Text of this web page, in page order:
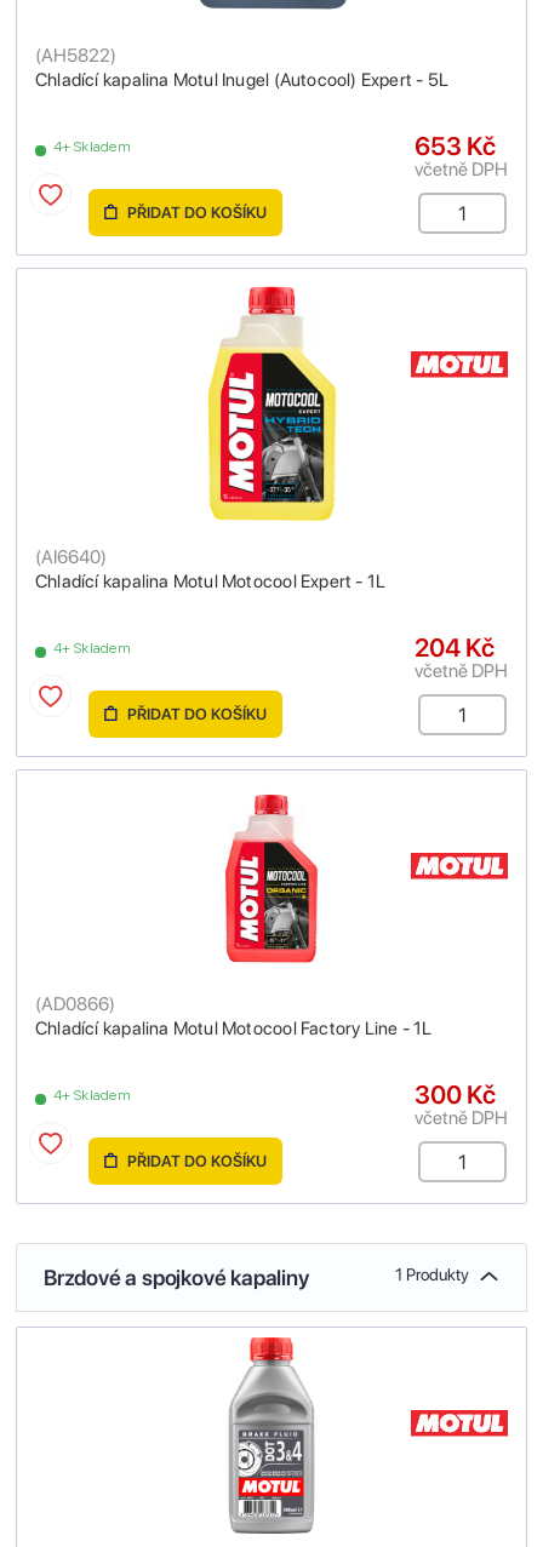
Chladící kapalina Motul Inugel (Autocool) Expert - 5L
(AH5822)
4+ Skladem 653 Kč
včetně DPH
PŘIDAT DO KOŠÍKU
Chladící kapalina Motul Motocool Expert - 1L
(AI6640)
4+ Skladem 204 Kč
včetně DPH
PŘIDAT DO KOŠÍKU
Chladící kapalina Motul Motocool Factory Line - 1L
(AD0866)
4+ Skladem 300 Kč
včetně DPH
PŘIDAT DO KOŠÍKU
Brzdové a spojkové kapaliny 1 Produkty